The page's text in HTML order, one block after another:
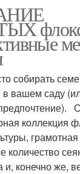
собирать
вашем саду
коллекция
грамотная
количество
и, конечно же,